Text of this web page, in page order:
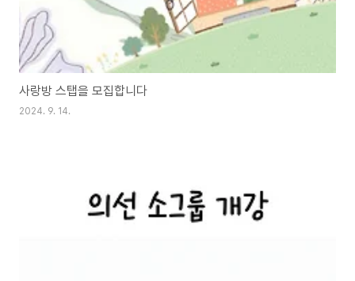
사랑방 스탭을 모집합니다
2024. 9. 14.